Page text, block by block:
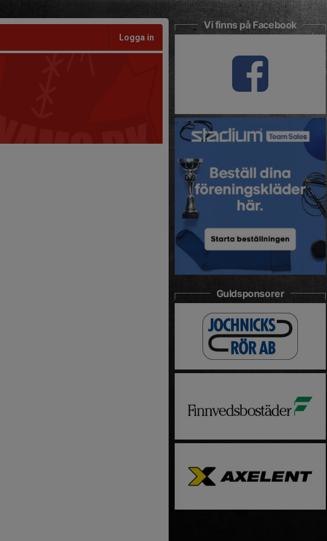
Logga in
Vi finns på Facebook
Guldsponsorer